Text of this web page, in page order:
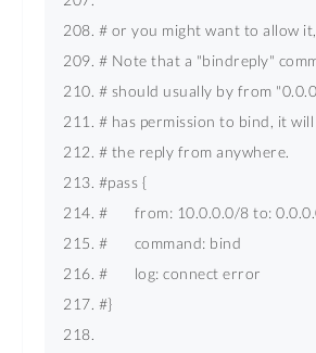
# or you might want to allow
# Note that a "bindreply"
# should usually by from
# has permission to bind, it
# the reply from anywhere.
#pass {
#       from: 10.0.0.0/8 to:
#       command: bind
#       log: connect error
#}